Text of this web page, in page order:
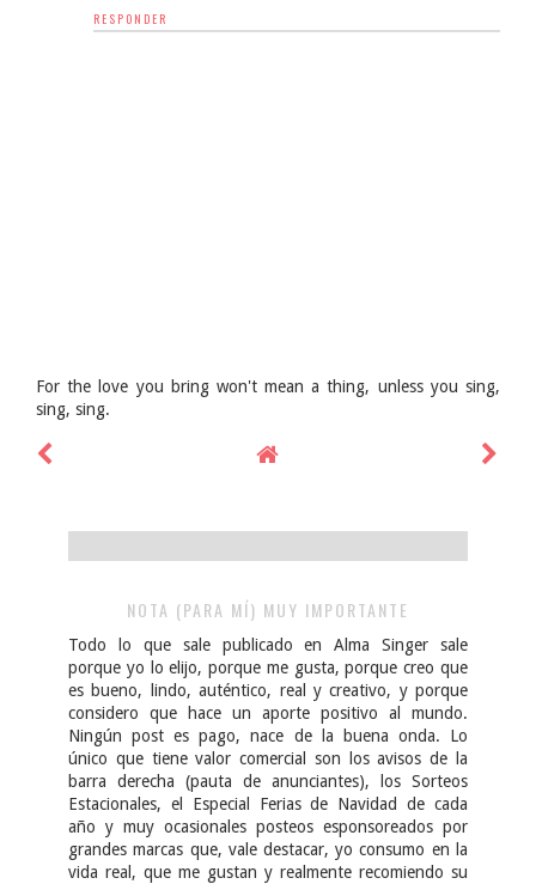
RESPONDER
For the love you bring won't mean a thing, unless you sing,
sing, sing.
NOTA (PARA MÍ) MUY IMPORTANTE
Todo lo que sale publicado en Alma Singer sale
porque yo lo elijo, porque me gusta, porque creo que
es bueno, lindo, auténtico, real y creativo, y porque
considero que hace un aporte positivo al mundo.
Ningún post es pago, nace de la buena onda. Lo
único que tiene valor comercial son los avisos de la
barra derecha (pauta de anunciantes), los Sorteos
Estacionales, el Especial Ferias de Navidad de cada
año y muy ocasionales posteos esponsoreados por
grandes marcas que, vale destacar, yo consumo en la
vida real, que me gustan y realmente recomiendo su